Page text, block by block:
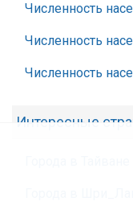
Численность
Численность
Численность
Интересные